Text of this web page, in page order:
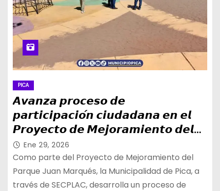
PICA
𝘼𝙫𝙖𝙣𝙯𝙖 𝙥𝙧𝙤𝙘𝙚𝙨𝙤 𝙙𝙚
𝙥𝙖𝙧𝙩𝙞𝙘𝙞𝙥𝙖𝙘𝙞𝙤́𝙣 𝙘𝙞𝙪𝙙𝙖𝙙𝙖𝙣𝙖 𝙚𝙣 𝙚𝙡
𝙋𝙧𝙤𝙮𝙚𝙘𝙩𝙤 𝙙𝙚 𝙈𝙚𝙟𝙤𝙧𝙖𝙢𝙞𝙚𝙣𝙩𝙤 𝙙𝙚𝙡
𝙋𝙖𝙧𝙦𝙪𝙚 𝙅𝙪𝙖𝙣 𝙈𝙖𝙧𝙦𝙪𝙚́𝙨
Ene 29, 2026
Como parte del Proyecto de Mejoramiento del
Parque Juan Marqués, la Municipalidad de Pica, a
través de SECPLAC, desarrolla un proceso de